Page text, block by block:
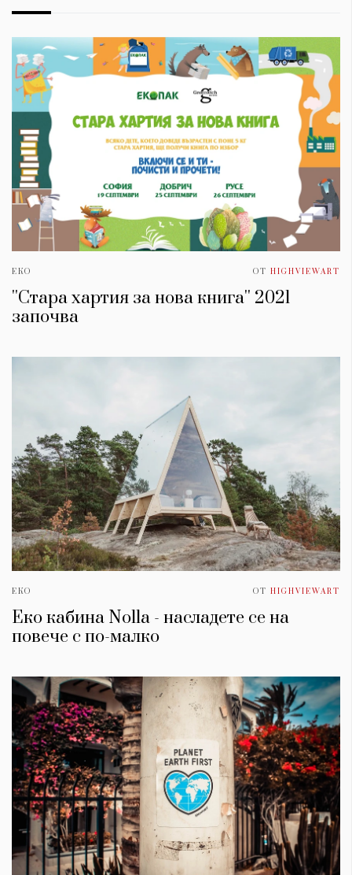
ЕКО ОТ HIGHVIEWART
''Стара хартия за нова книга'' 2021
започва
ЕКО ОТ HIGHVIEWART
Еко кабина Nolla - насладете се на
повече с по-малко